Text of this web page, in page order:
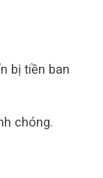
bị tiền ban
chóng.